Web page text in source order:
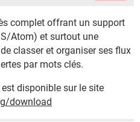
complet offrant un support
Atom) et surtout une
classer et organiser ses flux
par mots clés.
disponible sur le site
download